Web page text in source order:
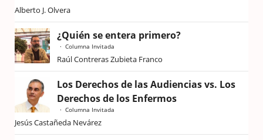
Alberto J. Olvera
¿Quién se entera primero?
Columna Invitada
Raúl Contreras Zubieta Franco
Los Derechos de las Audiencias vs. Los
Derechos de los Enfermos
Columna Invitada
Jesús Castañeda Nevárez